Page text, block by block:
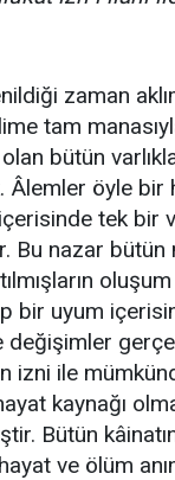
zaman
tam
olan bütün
Âlemler öyle
tek bir
Bu nazar bütün
bir uyum
değişimler
izni ile
kaynağı
Bütün
ve ölüm